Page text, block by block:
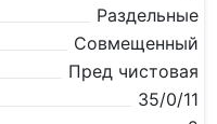
Раздельные
Совмещенный
Пред чистовая
35/0/11